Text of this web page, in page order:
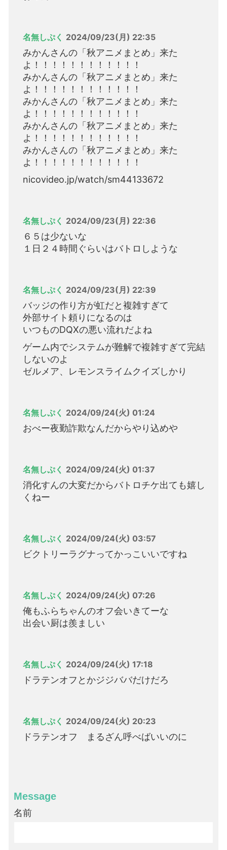
名無しぷく 2024/09/23(月) 22:35
みかんさんの「秋アニメまとめ」来た
よ！！！！！！！！！！！！
みかんさんの「秋アニメまとめ」来た
よ！！！！！！！！！！！！
みかんさんの「秋アニメまとめ」来た
よ！！！！！！！！！！！！
みかんさんの「秋アニメまとめ」来た
よ！！！！！！！！！！！！
みかんさんの「秋アニメまとめ」来た
よ！！！！！！！！！！！！
nicovideo.jp/watch/sm44133672
名無しぷく 2024/09/23(月) 22:36
６５は少ないな
１日２４時間ぐらいはバトロしような
名無しぷく 2024/09/23(月) 22:39
バッジの作り方が虹だと複雑すぎて
外部サイト頼りになるのは
いつものDQXの悪い流れだよね
ゲーム内でシステムが難解で複雑すぎて完結
しないのよ
ゼルメア、レモンスライムクイズしかり
名無しぷく 2024/09/24(火) 01:24
おべー夜勤詐欺なんだからやり込めや
名無しぷく 2024/09/24(火) 01:37
消化すんの大変だからバトロチケ出ても嬉し
くねー
名無しぷく 2024/09/24(火) 03:57
ビクトリーラグナってかっこいいですね
名無しぷく 2024/09/24(火) 07:26
俺もふらちゃんのオフ会いきてーな
出会い厨は羨ましい
名無しぷく 2024/09/24(火) 17:18
ドラテンオフとかジジババだけだろ
名無しぷく 2024/09/24(火) 20:23
ドラテンオフ まるざん呼べばいいのに
Message
名前